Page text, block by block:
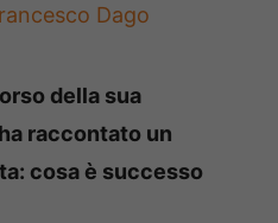
Dago
della sua
raccontato un
cosa è successo